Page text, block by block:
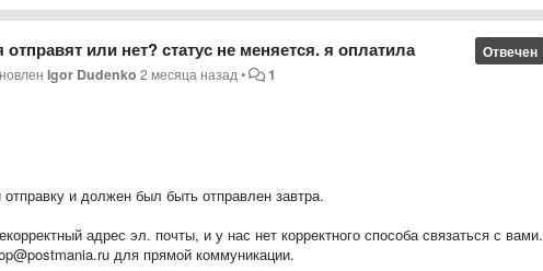
Отвечен
отправят или нет? статус не меняется. я оплатила
Igor Dudenko 2 месяца назад• 1
и должен был быть отправлен завтра.
адрес эл. почты, и у нас нет корректного способа связаться с вами.
для прямой коммуникации.